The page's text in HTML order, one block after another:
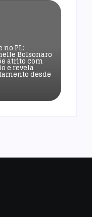
no PL:
Bolsonaro
atrito com
e revela
desde